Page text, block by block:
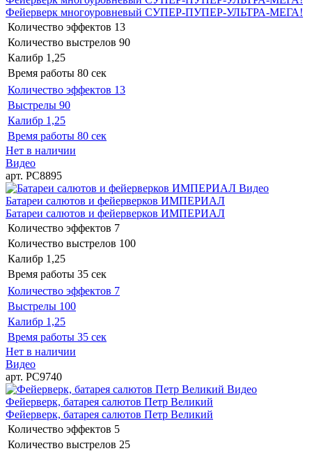
Фейерверк многоуровневый СУПЕР-ПУПЕР-УЛЬТРА-МЕГА!
Количество эффектов 13
Количество выстрелов 90
Калибр 1,25
Время работы 80 сек
Количество эффектов 13
Выстрелы 90
Калибр 1,25
Время работы 80 сек
Нет в наличии
Видео
арт. РС8895
Видео
Батареи салютов и фейерверков ИМПЕРИАЛ
Батареи салютов и фейерверков ИМПЕРИАЛ
Количество эффектов 7
Количество выстрелов 100
Калибр 1,25
Время работы 35 сек
Количество эффектов 7
Выстрелы 100
Калибр 1,25
Время работы 35 сек
Нет в наличии
Видео
арт. РС9740
Видео
Фейерверк, батарея салютов Петр Великий
Фейерверк, батарея салютов Петр Великий
Количество эффектов 5
Количество выстрелов 25